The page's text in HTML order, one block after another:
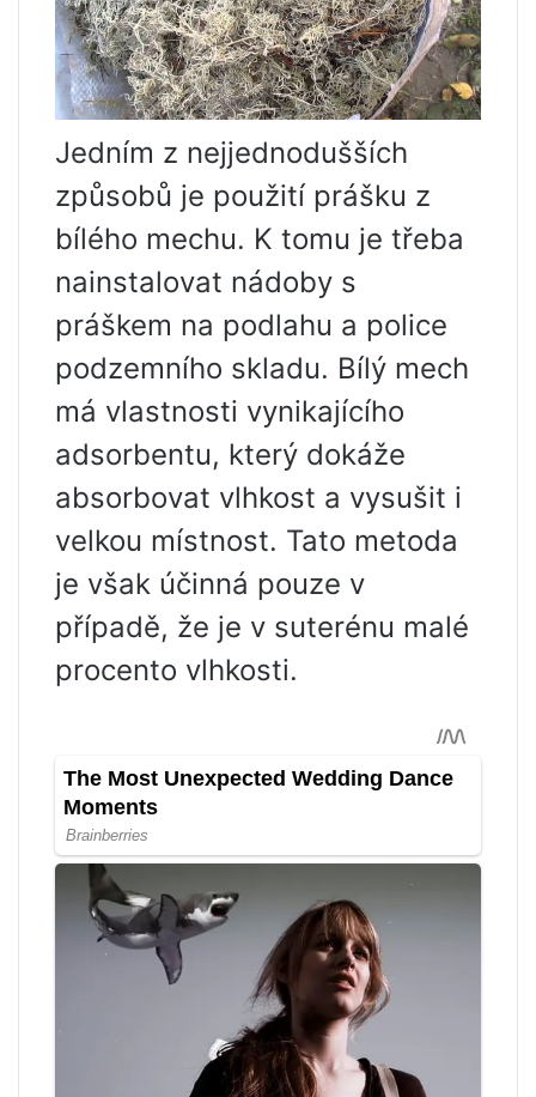
Jedním z nejjednodušších
způsobů je použití prášku z
bílého mechu. K tomu je třeba
nainstalovat nádoby s
práškem na podlahu a police
podzemního skladu. Bílý mech
má vlastnosti vynikajícího
adsorbentu, který dokáže
absorbovat vlhkost a vysušit i
velkou místnost. Tato metoda
je však účinná pouze v
případě, že je v suterénu malé
procento vlhkosti.